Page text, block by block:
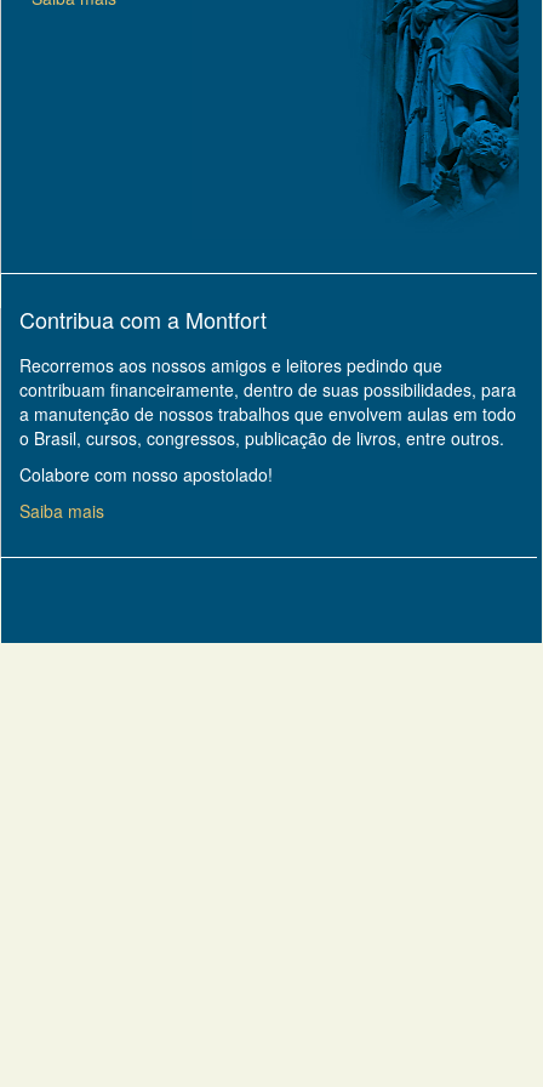
Contribua com a Montfort
Recorremos aos nossos amigos e leitores pedindo que
contribuam financeiramente, dentro de suas possibilidades, para
a manutenção de nossos trabalhos que envolvem aulas em todo
o Brasil, cursos, congressos, publicação de livros, entre outros.
Colabore com nosso apostolado!
Saiba mais